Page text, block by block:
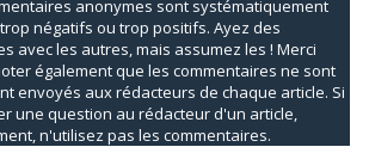
anonymes sont systématiquement
négatifs ou trop positifs. Ayez des
avec les autres, mais assumez les ! Merci
également que les commentaires ne sont
envoyés aux rédacteurs de chaque article. Si
une question au rédacteur d'un article,
n'utilisez pas les commentaires.